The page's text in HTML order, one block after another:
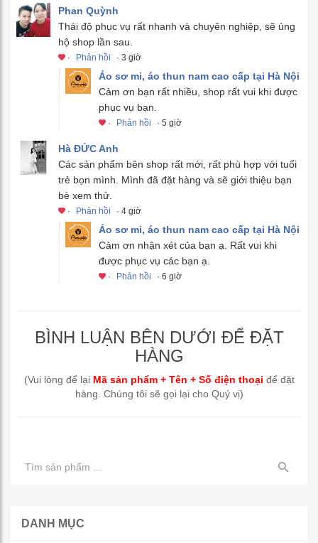
Phan Quỳnh
Thái độ phục vụ rất nhanh và chuyên nghiệp, sẽ ủng
hộ shop lần sau.
· Phản hồi · 3 giờ
Áo sơ mi, áo thun nam cao cấp tại Hà Nội
Cảm ơn bạn rất nhiều, shop rất vui khi được
phục vụ bạn.
· Phản hồi · 5 giờ
Hà ĐỨC Anh
Các sản phẩm bên shop rất mới, rất phù hợp với tuổi
trẻ bọn mình. Mình đã đặt hàng và sẽ giới thiệu bạn
bè xem thử.
· Phản hồi · 4 giờ
Áo sơ mi, áo thun nam cao cấp tại Hà Nội
Cảm ơn nhận xét của bạn ạ. Rất vui khi
được phục vụ các bạn ạ.
· Phản hồi · 6 giờ
BÌNH LUẬN BÊN DƯỚI ĐỂ ĐẶT
HÀNG
(Vui lòng để lại Mã sản phẩm + Tên + Số điện thoại để đặt
hàng. Chúng tôi sẽ gọi lại cho Quý vị)
DANH MỤC